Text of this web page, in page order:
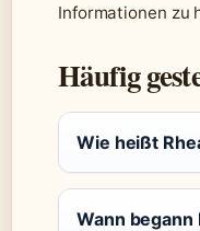
Informationen zu
Häufig
Wie heißt
Wann begann